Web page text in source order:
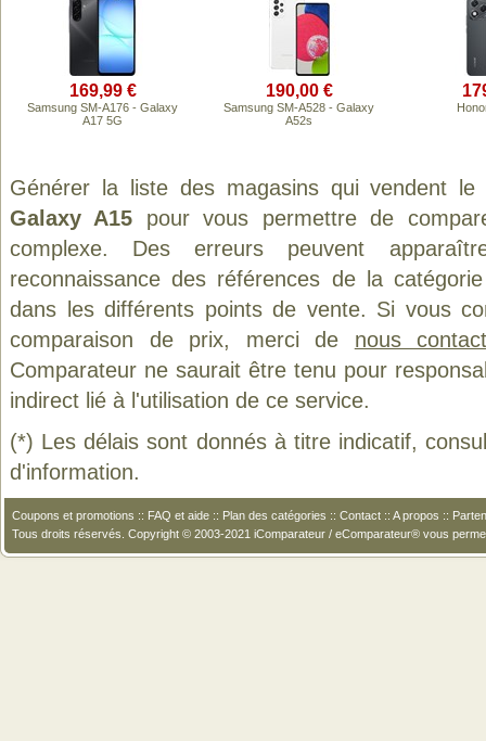
169,99 €
Samsung SM-A176 - Galaxy
A17 5G
190,00 €
Samsung SM-A528 - Galaxy
A52s
Générer la liste des magasins qui vendent
Galaxy A15 pour vous permettre de
complexe. Des erreurs peuvent
reconnaissance des références de la
dans les différents points de vente. Si vous
comparaison de prix, merci de nous
Comparateur ne saurait être tenu pour
indirect lié à l'utilisation de ce service.
(*) Les délais sont donnés à titre indicatif,
d'information.
Coupons et promotions :: FAQ et aide :: Plan des catégories :: Contact :: A propos ::
Tous droits réservés. Copyright © 2003-2021 iComparateur / eComparateur® vous